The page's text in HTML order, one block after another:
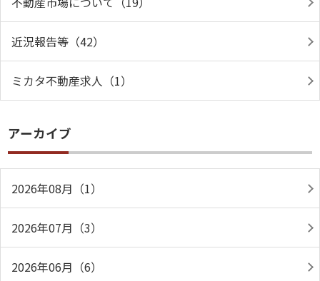
近況報告等（42）
ミカタ不動産求人（1）
アーカイブ
2026年08月（1）
2026年07月（3）
2026年06月（6）